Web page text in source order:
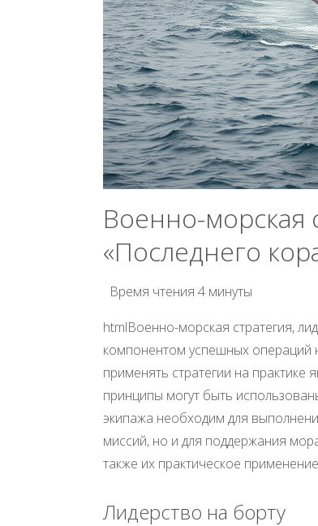
Военно-морская
«Последнего
Время чтения 4 минуты
htmlВоенно-морская стратегия,
компонентом успешных операций
применять стратегии на
принципы могут быть
экипажа необходим для
миссий, но и для поддержания
также их практическое
Лидерство на борту